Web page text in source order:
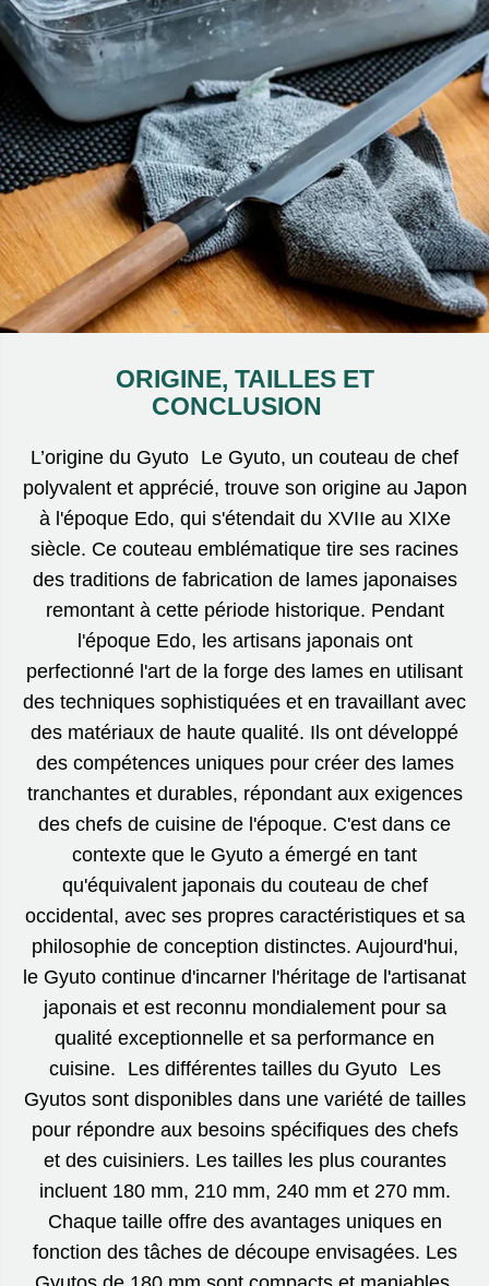
ORIGINE, TAILLES ET
CONCLUSION
L’origine du Gyuto Le Gyuto, un couteau de chef
polyvalent et apprécié, trouve son origine au Japon
à l'époque Edo, qui s'étendait du XVIIe au XIXe
siècle. Ce couteau emblématique tire ses racines
des traditions de fabrication de lames japonaises
remontant à cette période historique. Pendant
l'époque Edo, les artisans japonais ont
perfectionné l'art de la forge des lames en utilisant
des techniques sophistiquées et en travaillant avec
des matériaux de haute qualité. Ils ont développé
des compétences uniques pour créer des lames
tranchantes et durables, répondant aux exigences
des chefs de cuisine de l'époque. C'est dans ce
contexte que le Gyuto a émergé en tant
qu'équivalent japonais du couteau de chef
occidental, avec ses propres caractéristiques et sa
philosophie de conception distinctes. Aujourd'hui,
le Gyuto continue d'incarner l'héritage de l'artisanat
japonais et est reconnu mondialement pour sa
qualité exceptionnelle et sa performance en
cuisine. Les différentes tailles du Gyuto Les
Gyutos sont disponibles dans une variété de tailles
pour répondre aux besoins spécifiques des chefs
et des cuisiniers. Les tailles les plus courantes
incluent 180 mm, 210 mm, 240 mm et 270 mm.
Chaque taille offre des avantages uniques en
fonction des tâches de découpe envisagées. Les